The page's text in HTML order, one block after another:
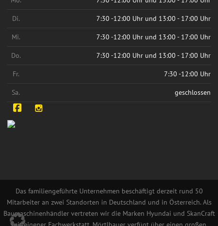
Di. 7:30 -12:00 Uhr und 13:00 - 17:00 Uhr
Mi. 7:30 -12:00 Uhr und 13:00 - 17:00 Uhr
Do. 7:30 -12:00 Uhr und 13:00 - 17:00 Uhr
Fr. 7:30 -12:00 Uhr
Sa. geschlossen
Facebook
Das familiengeführte Unternehmen beschäftigt derzeit rund 50
Mitarbeiter an zwei Standorten in Deutschland und in Österreich. Als
Baumaschinenhändler vertreten wir die Marken Hyundai und SkanCraft